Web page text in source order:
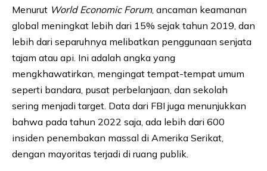
Menurut World Economic Forum, ancaman keamanan
global meningkat lebih dari 15% sejak tahun 2019, dan
lebih dari separuhnya melibatkan penggunaan senjata
tajam atau api. Ini adalah angka yang
mengkhawatirkan, mengingat tempat-tempat umum
seperti bandara, pusat perbelanjaan, dan sekolah
sering menjadi target. Data dari FBI juga menunjukkan
bahwa pada tahun 2022 saja, ada lebih dari 600
insiden penembakan massal di Amerika Serikat,
dengan mayoritas terjadi di ruang publik.